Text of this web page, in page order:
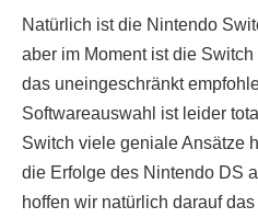
Natürlich ist die Nintendo
aber im Moment ist die
das uneingeschränkt
Softwareauswahl ist leider
Switch viele geniale Ansätze
die Erfolge des Nintendo DS
hoffen wir natürlich darauf